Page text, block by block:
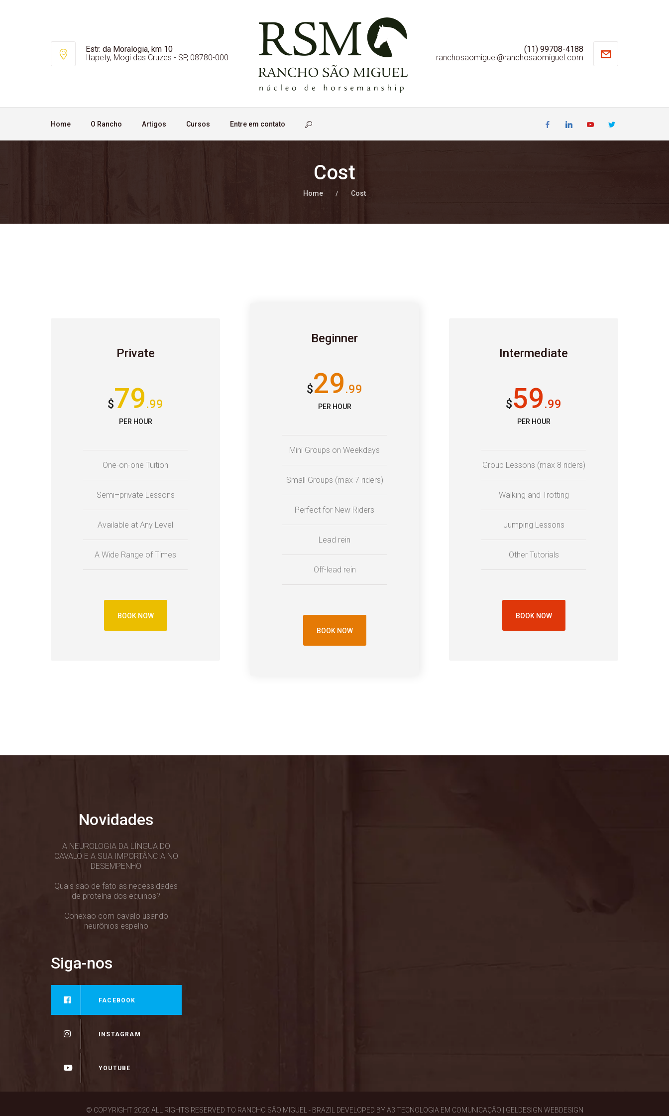
Estr. da Moralogia, km 10
Itapety, Mogi das Cruzes - SP, 08780-000
(11) 99708-4188
ranchosaomiguel@ranchosaomiguel.com
Home O Rancho Artigos Cursos Entre em contato
Cost
Home Cost
Private
$79.99
PER HOUR
One-on-one Tuition
Semi–private Lessons
Available at Any Level
A Wide Range of Times
BOOK NOW
Beginner
$29.99
PER HOUR
Mini Groups on Weekdays
Small Groups (max 7 riders)
Perfect for New Riders
Lead rein
Off-lead rein
BOOK NOW
Intermediate
$59.99
PER HOUR
Group Lessons (max 8 riders)
Walking and Trotting
Jumping Lessons
Other Tutorials
BOOK NOW
Novidades
A NEUROLOGIA DA LÍNGUA DO
CAVALO E A SUA IMPORTÂNCIA NO
DESEMPENHO
Quais são de fato as necessidades
de proteína dos equinos?
Conexão com cavalo usando
neurônios espelho
Siga-nos
FACEBOOK
FANS
INSTAGRAM
FOLLOWERS
YOUTUBE
© COPYRIGHT 2020 ALL RIGHTS RESERVED TO RANCHO SÃO MIGUEL - BRAZIL DEVELOPED BY A3 TECNOLOGIA EM COMUNICAÇÃO | GELDESIGN WEBDESIGN